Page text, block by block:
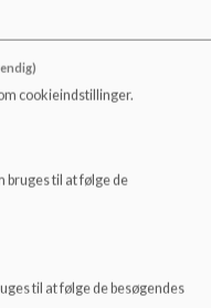
cookieindstillinger.
bruges til at følge de
til at følge de besøgendes